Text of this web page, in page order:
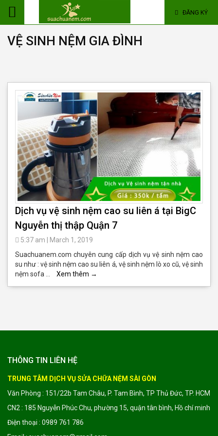
ĐĂNG KÝ
VỆ SINH NỆM GIA ĐÌNH
Dịch vụ vệ sinh nệm cao su liên á tại BigC
Nguyễn thị thập Quận 7
5:37 am
March 1, 2019
Suachuanem.com chuyên cung cấp dịch vụ vệ sinh nệm cao
su như : vệ sinh nệm cao su liên á, vệ sinh nệm lò xo cũ, vệ sinh
nệm sofa …
Xem thêm →
THÔNG TIN LIÊN HỆ
TRUNG TÂM DỊCH VỤ SỬA CHỮA NỆM SÀI GÒN
Văn Phòng : 151/22b Tam Châu, P. Tam Bình, TP Thủ Đức, TP. HCM
CN2 : 185 Nguyễn Phúc Chu, phường 15, quận tân bình, Hồ chí minh
Điện thoại : 0989 761 786